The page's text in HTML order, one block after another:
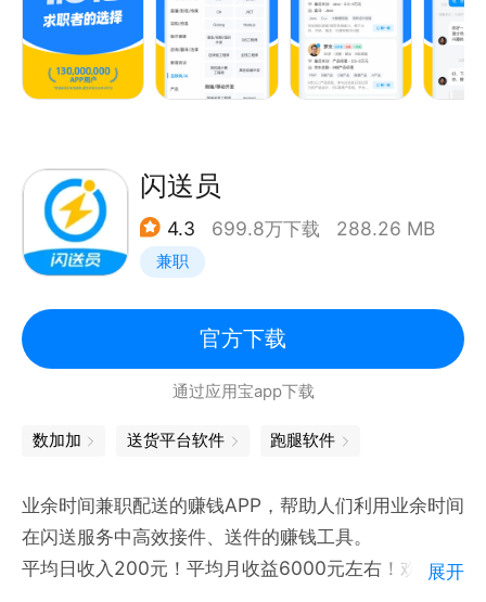
营、直播运营、短视频策划、社群运营等
技术开发：前端开发工程师、后端开发工程师、软件测
试工程师、数据开发工程师、数据分析师等
商务服务：客户经理、销售代表、网络销售、电话销
售、客服、文员、人事行政、运营投放等
商超酒旅：店长、店员/营业员、前台、收银员、促销
导购、营业员、钟点工、保洁等
漆工、泥瓦瓦工、光伏安装、门窗安装等
物流运输：AB照货运司机、搬运工、配/理/拣/发货
员、客运司机、骑手/送餐员、快递员等
工厂制造：普工/操作工/包装工、工厂焊工、工厂叉车
畜牧师/兽医、维修工
闪送员
4.3 699.8万下载 288.26 MB
兼职
官方下载
通过应用宝app下载
数加加 送货平台软件 跑腿软件
业余时间兼职配送的赚钱APP，帮助人们利用业余时间
在闪送服务中高效接件、送件的赚钱工具。
平均日收入200元！平均月收益6000元左右！欢迎每
展开